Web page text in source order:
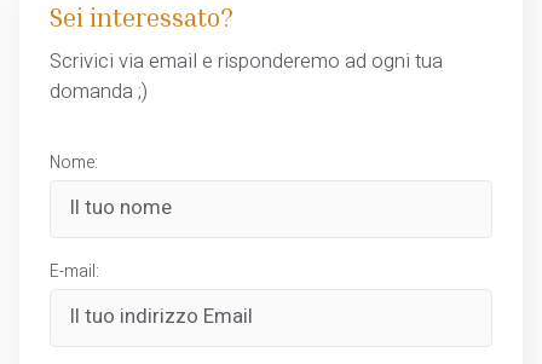
Sei interessato?
Scrivici via email e risponderemo ad ogni tua
domanda ;)
Nome:
E-mail: